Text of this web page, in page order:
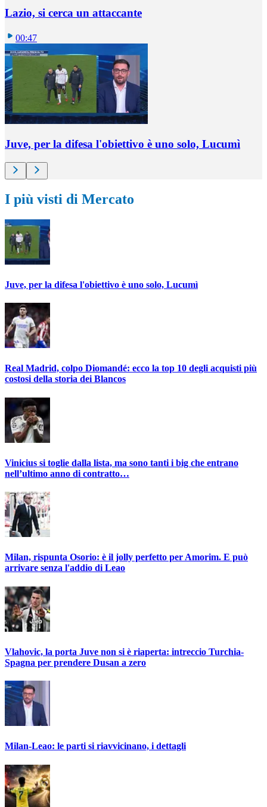
Lazio, si cerca un attaccante
00:47
Juve, per la difesa l'obiettivo è uno solo, Lucumì
I più visti di Mercato
Juve, per la difesa l'obiettivo è uno solo, Lucumì
Real Madrid, colpo Diomandé: ecco la top 10 degli acquisti più
costosi della storia dei Blancos
Vinicius si toglie dalla lista, ma sono tanti i big che entrano
nell’ultimo anno di contratto…
Milan, rispunta Osorio: è il jolly perfetto per Amorim. E può
arrivare senza l'addio di Leao
Vlahovic, la porta Juve non si è riaperta: intreccio Turchia-
Spagna per prendere Dusan a zero
Milan-Leao: le parti si riavvicinano, i dettagli